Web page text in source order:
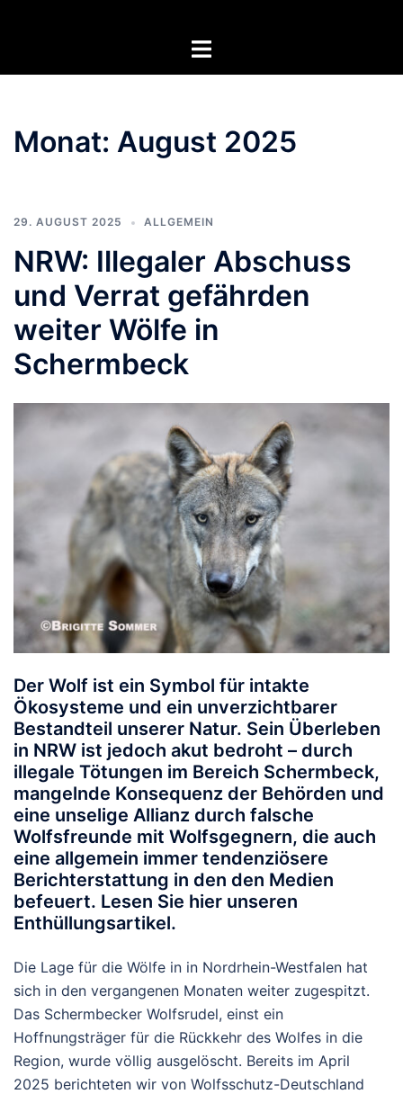
Menü
Monat: August 2025
29. AUGUST 2025 ALLGEMEIN
NRW: Illegaler Abschuss
und Verrat gefährden
weiter Wölfe in
Schermbeck
Der Wolf ist ein Symbol für intakte
Ökosysteme und ein unverzichtbarer
Bestandteil unserer Natur. Sein Überleben
in NRW ist jedoch akut bedroht – durch
illegale Tötungen im Bereich Schermbeck,
mangelnde Konsequenz der Behörden und
eine unselige Allianz durch falsche
Wolfsfreunde mit Wolfsgegnern, die auch
eine allgemein immer tendenziösere
Berichterstattung in den den Medien
befeuert. Lesen Sie hier unseren
Enthüllungsartikel.
Die Lage für die Wölfe in in Nordrhein-Westfalen hat
sich in den vergangenen Monaten weiter zugespitzt.
Das Schermbecker Wolfsrudel, einst ein
Hoffnungsträger für die Rückkehr des Wolfes in die
Region, wurde völlig ausgelöscht. Bereits im April
2025 berichteten wir von Wolfsschutz-Deutschland